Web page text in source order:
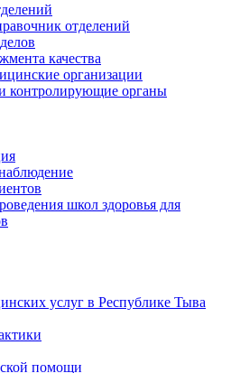
отделений
качества
организации
контролирующие органы
школ здоровья для
услуг в Республике Тыва
помощи